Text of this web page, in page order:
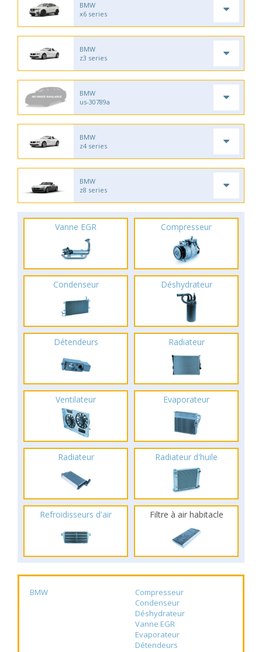
BMW
x6 series
BMW
z3 series
BMW
us-30789a
BMW
z4 series
BMW
z8 series
Vanne EGR Compresseur
Condenseur Déshydrateur
Détendeurs Radiateur
Ventilateur Evaporateur
Radiateur Radiateur d'huile
Refroidisseurs d'air Filtre à air habitacle
BMW
Compresseur
Condenseur
Déshydrateur
Vanne EGR
Evaporateur
Détendeurs